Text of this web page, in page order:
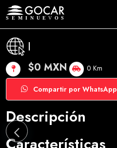
|
$0 MXN 0 Km
Compartir por WhatsApp
Descripción